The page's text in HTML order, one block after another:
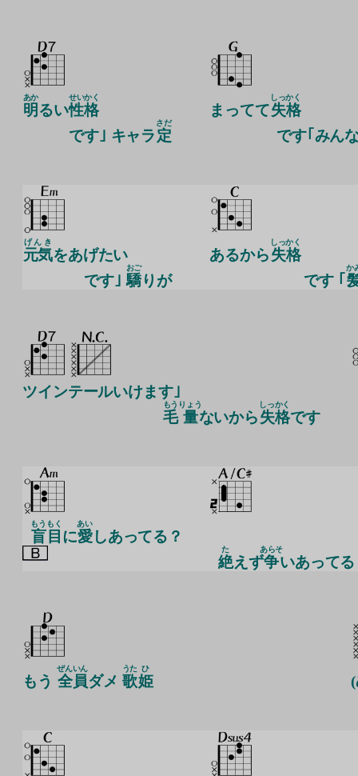
明
あか
るい性格
せいかく
です｣ キャラ定
さだ
まってて失
しっ
格
かく
です｢みん
元気
げんき
をあげたい
です｣驕
おご
りが
あるから失
しっ
格
かく
です ｢
か
ツインテールいけます｣
毛
もう
量
りょう
ないから失
しっ
格
かく
です
盲
もう
目
もく
に愛
あい
しあってる？
絶
た
えず争
あらそ
いあってる
もう 全
ぜん
員
いん
ダメ 歌
うた
姫
ひ